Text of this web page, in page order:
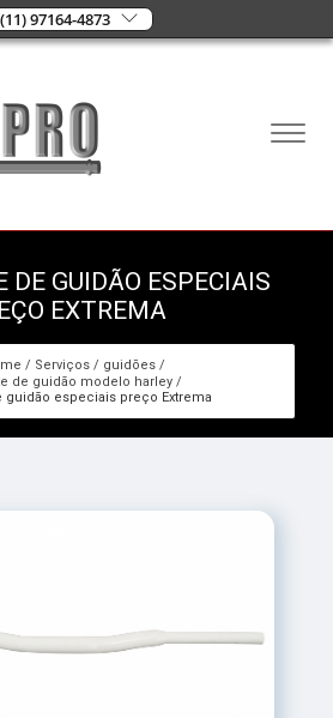
(11) 97164-4873
DE GUIDÃO ESPECIAIS
EXTREMA
Serviços
guidões
de guidão modelo harley
guidão especiais preço Extrema